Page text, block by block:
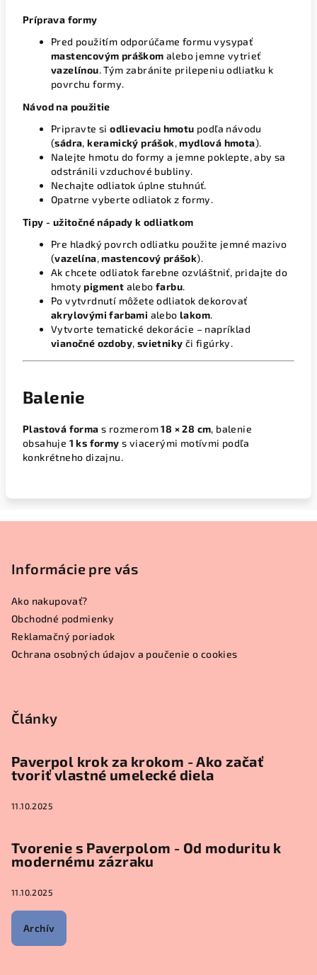
Príprava formy
Pred použitím odporúčame formu vysypať
mastencovým práškom alebo jemne vytrieť
vazelínou. Tým zabránite prilepeniu odliatku k
povrchu formy.
Návod na použitie
Pripravte siodlievaciu hmotu podľa návodu
(sádra,keramický prášok,mydlová hmota).
Nalejte hmotu do formy a jemne poklepte, aby sa
odstránili vzduchové bubliny.
Nechajte odliatok úplne stuhnúť.
Opatrne vyberte odliatok z formy.
Tipy - užitočné nápady k odliatkom
Pre hladký povrch odliatku použite jemné mazivo
(vazelína,mastencový prášok).
Ak chcete odliatok farebne ozvláštniť, pridajte do
hmotypigment alebofarbu.
Po vytvrdnutí môžete odliatok dekorovať
akrylovými farbami alebolakom.
Vytvorte tematické dekorácie – napríklad
vianočné ozdoby, svietniky či figúrky.
Balenie
Plastová forma s rozmerom18 × 28 cm, balenie
obsahuje 1 ks formy s viacerými motívmi podľa
konkrétneho dizajnu.
Informácie pre vás
Ako nakupovať?
Obchodné podmienky
Reklamačný poriadok
Ochrana osobných údajov a poučenie o cookies
Články
Paverpol krok za krokom - Ako začať
tvoriť vlastné umelecké diela
11.10.2025
Tvorenie s Paverpolom - Od moduritu k
modernému zázraku
11.10.2025
Archív